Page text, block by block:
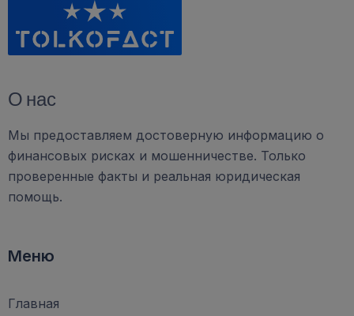
О нас
Мы предоставляем достоверную информацию о
финансовых рисках и мошенничестве. Только
проверенные факты и реальная юридическая
помощь.
Меню
Главная